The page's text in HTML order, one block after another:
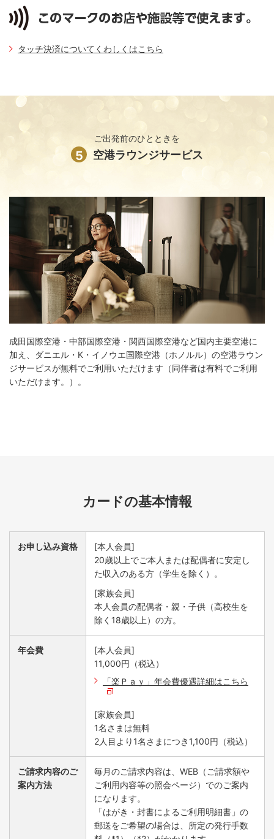
タッチ決済についてくわしくはこちら
ご出発前のひとときを
5 空港ラウンジサービス
成田国際空港・中部国際空港・関西国際空港など国内主要空港に
加え、ダニエル・K・イノウエ国際空港（ホノルル）の空港ラウン
ジサービスが無料でご利用いただけます（同伴者は有料でご利用
いただけます。）。
カードの基本情報
お申し込み資格
[本人会員]
20歳以上でご本人または配偶者に安定し
た収入のある方（学生を除く）。
[家族会員]
本人会員の配偶者・親・子供（高校生を
除く18歳以上）の方。
年会費
[本人会員]
11,000円（税込）
「楽Ｐａｙ」年会費優遇詳細はこちら
[家族会員]
1名さまは無料
2人目より1名さまにつき1,100円（税込）
ご請求内容のご
案内方法
毎月のご請求内容は、WEB（ご請求額や
ご利用内容等の照会ページ）でのご案内
になります。
「はがき・封書によるご利用明細書」の
郵送をご希望の場合は、所定の発行手数